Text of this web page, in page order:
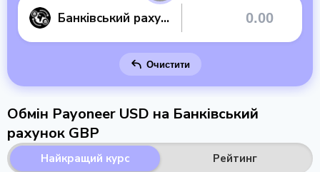
Банківський рахунок GBP
Очистити
Обмін Payoneer USD на Банківський
рахунок GBP
Найкращий курс Рейтинг